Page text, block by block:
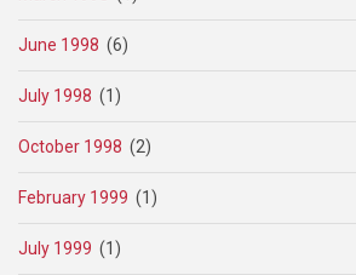
June 1998 (6)
July 1998 (1)
October 1998 (2)
February 1999 (1)
July 1999 (1)